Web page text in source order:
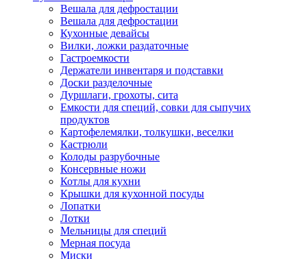
Вешала для дефростации
Вешала для дефростации
Кухонные девайсы
Вилки, ложки раздаточные
Гастроемкости
Держатели инвентаря и подставки
Доски разделочные
Дуршлаги, грохоты, сита
Емкости для специй, совки для сыпучих
продуктов
Картофелемялки, толкушки, веселки
Кастрюли
Колоды разрубочные
Консервные ножи
Котлы для кухни
Крышки для кухонной посуды
Лопатки
Лотки
Мельницы для специй
Мерная посуда
Миски